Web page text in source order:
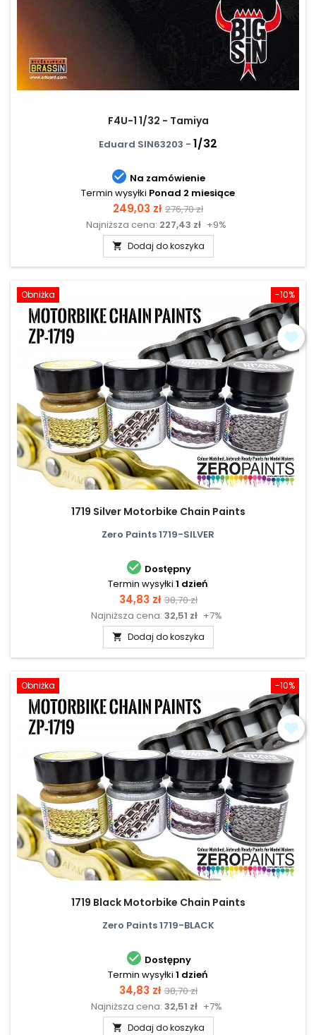
F4U-1 1/32 - Tamiya
Eduard SIN63203 - 1/32
 Na zamówienie
Termin wysyłki Ponad 2 miesiące
Cena
249,03 zł Cena
podstawowa
276,70 zł
Najniższa cena: 227,43 zł +9%
 Dodaj do koszyka
-10%
Obniżka
1719 Silver Motorbike Chain Paints
Zero Paints 1719-SILVER
 Dostępny
Termin wysyłki 1 dzień
Cena
34,83 zł Cena
podstawowa
38,70 zł
Najniższa cena: 32,51 zł +7%
 Dodaj do koszyka
-10%
Obniżka
1719 Black Motorbike Chain Paints
Zero Paints 1719-BLACK
 Dostępny
Termin wysyłki 1 dzień
Cena
34,83 zł Cena
podstawowa
38,70 zł
Najniższa cena: 32,51 zł +7%
 Dodaj do koszyka